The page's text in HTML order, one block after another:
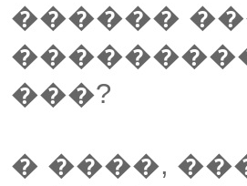
������
���?
� ����,